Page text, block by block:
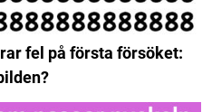
fel på första försöket: